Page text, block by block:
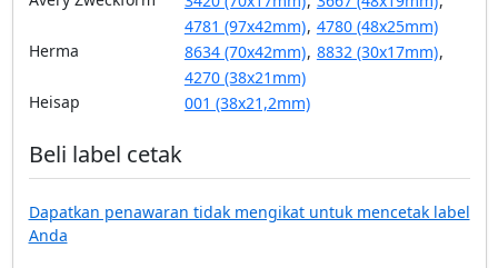
4781 (97x42mm), 4780 (48x25mm)
Herma
8634 (70x42mm), 8832 (30x17mm),
4270 (38x21mm)
Heisap
001 (38x21,2mm)
Beli label cetak
Dapatkan penawaran tidak mengikat untuk mencetak label
Anda